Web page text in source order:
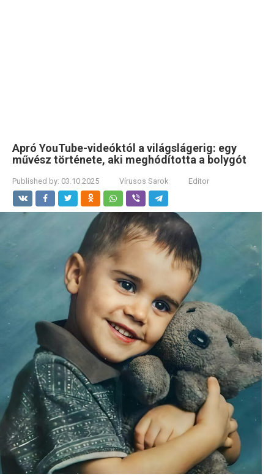
Apró YouTube-videóktól a világslágerig: egy
művész története, aki meghódította a bolygót
Published by: 03.10.2025 Vírusos Sarok Editor